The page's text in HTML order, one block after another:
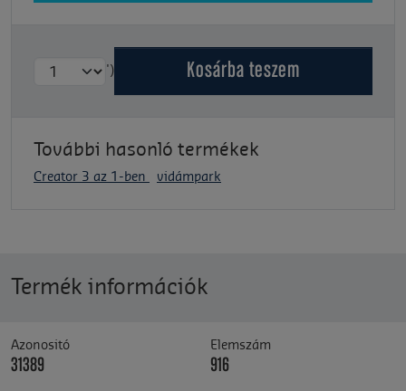
') Kosárba teszem
További hasonló termékek
Creator 3 az 1-ben vidámpark
Termék információk
Azonositó
31389
Elemszám
916